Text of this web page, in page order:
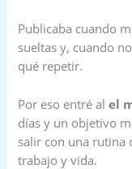
Publicaba cuando
sueltas y, cuando
qué repetir.
Por eso entré alel
días y un objetivo
salir con una rutina
trabajo y vida.